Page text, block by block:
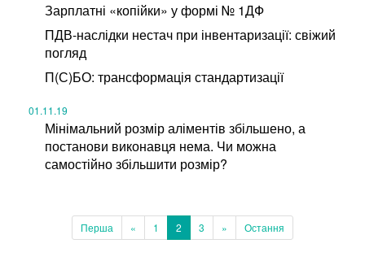
Зарплатні «копійки» у формі № 1ДФ
ПДВ-наслідки нестач при інвентаризації: свіжий
погляд
П(С)БО: трансформація стандартизації
01.11.19
Мінімальний розмір аліментів збільшено, а
постанови виконавця нема. Чи можна
самостійно збільшити розмір?
Перша « 1 2 3 » Остання